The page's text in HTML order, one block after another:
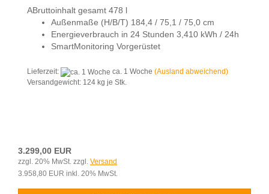
ABruttoinhalt gesamt 478 l
Außenmaße (H/B/T) 184,4 / 75,1 / 75,0 cm
Energieverbrauch in 24 Stunden 3,410 kWh / 24h
SmartMonitoring Vorgerüstet
Lieferzeit: ca. 1 Woche (Ausland abweichend)
Versandgewicht: 124 kg je Stk.
3.299,00 EUR
zzgl. 20% MwSt. zzgl. Versand
3.958,80 EUR inkl. 20% MwSt.